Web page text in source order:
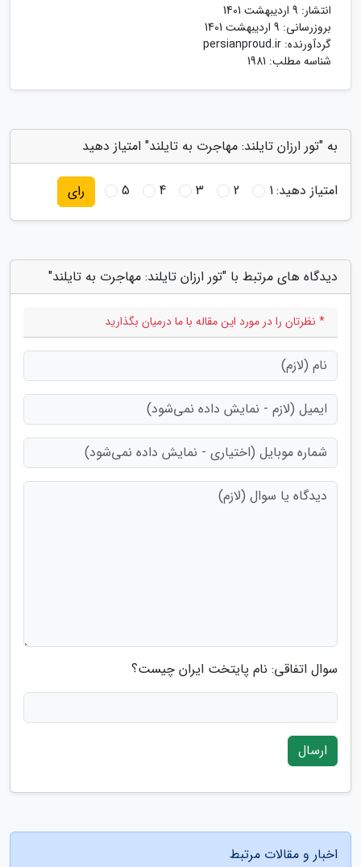
انتشار: 9 اردیبهشت 1401
بروزرسانی: 9 اردیبهشت 1401
گردآورنده: persianproud.ir
شناسه مطلب: 1981
به "تور ارزان تایلند: مهاجرت به تایلند" امتیاز دهید
امتیاز دهید:1
2
3
4
5 رای
دیدگاه های مرتبط با "تور ارزان تایلند: مهاجرت به تایلند"
* نظرتان را در مورد این مقاله با ما درمیان بگذارید
سوال اتفاقی: نام پایتخت ایران چیست؟
ارسال
اخبار و مقالات مرتبط